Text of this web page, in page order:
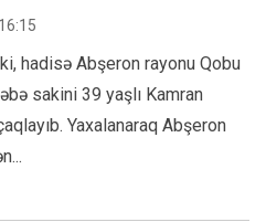
hadisə Abşeron rayonu Qobu
sakini 39 yaşlı Kamran
Yaxalanaraq Abşeron